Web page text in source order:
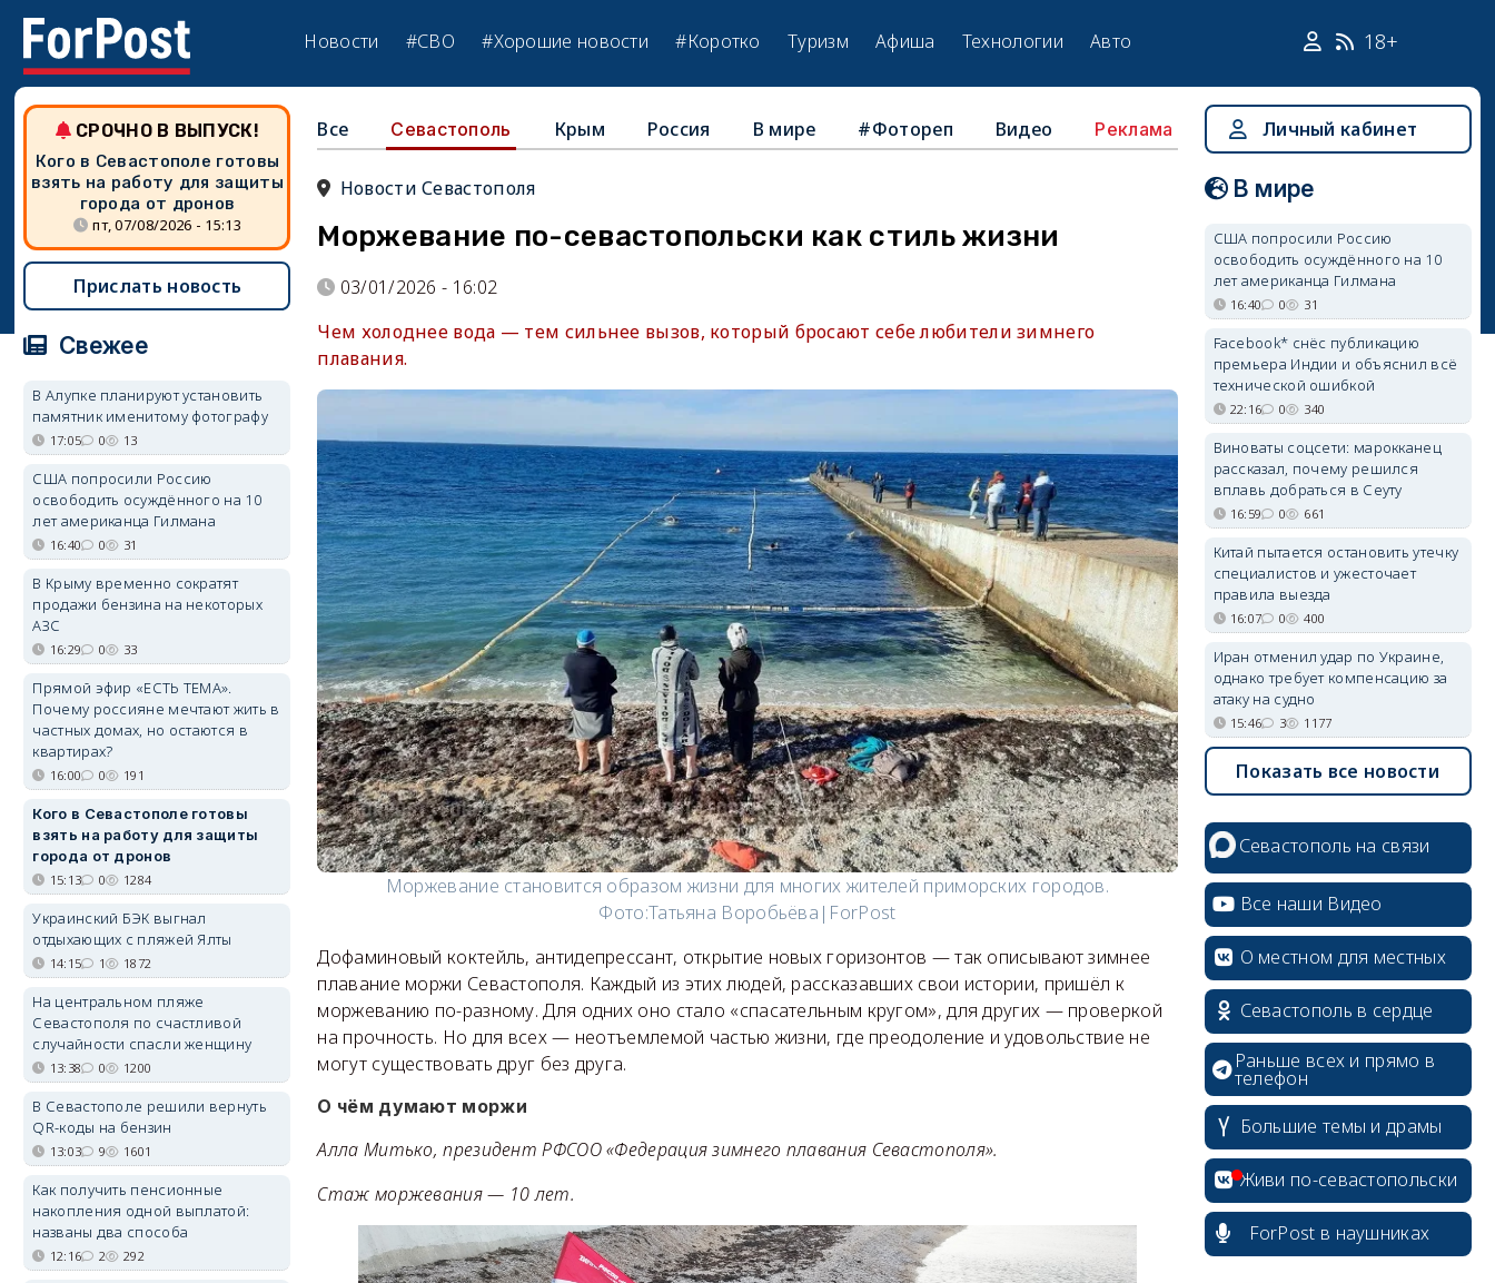
Новости #СВО #Хорошие новости #Коротко Туризм Афиша Технологии Авто 18+
Все Севастополь Крым Россия В мире #Фотореп Видео Реклама
Новости Севастополя
Моржевание по-севастопольски как стиль жизни
03/01/2026 - 16:02
Чем холоднее вода — тем сильнее вызов, который бросают себе любители зимнего
плавания.
Моржевание становится образом жизни для многих жителей приморских городов.
Фото:Татьяна Воробьёва|ForPost
Дофаминовый коктейль, антидепрессант, открытие новых горизонтов — так описывают зимнее
плавание моржи Севастополя. Каждый из этих людей, рассказавших свои истории, пришёл к
моржеванию по-разному. Для одних оно стало «спасательным кругом», для других — проверкой
на прочность. Но для всех — неотъемлемой частью жизни, где преодоление и удовольствие не
могут существовать друг без друга.
О чём думают моржи
Алла Митько, президент РФСОО «Федерация зимнего плавания Севастополя».
Стаж моржевания — 10 лет.
СРОЧНО В ВЫПУСК!
Кого в Севастополе готовы
взять на работу для защиты
города от дронов
пт, 07/08/2026 - 15:13
Прислать новость
Свежее
В Алупке планируют установить
памятник именитому фотографу
17:05 0 13
США попросили Россию
освободить осуждённого на 10
лет американца Гилмана
16:40 0 31
В Крыму временно сократят
продажи бензина на некоторых
АЗС
16:29 0 33
Прямой эфир «ЕСТЬ ТЕМА».
Почему россияне мечтают жить в
частных домах, но остаются в
квартирах?
16:00 0 191
Кого в Севастополе готовы
взять на работу для защиты
города от дронов
15:13 0 1284
Украинский БЭК выгнал
отдыхающих с пляжей Ялты
14:15 1 1872
На центральном пляже
Севастополя по счастливой
случайности спасли женщину
13:38 0 1200
В Севастополе решили вернуть
QR-коды на бензин
13:03 9 1601
Как получить пенсионные
накопления одной выплатой:
названы два способа
12:16 2 292
Личный кабинет
В мире
США попросили Россию
освободить осуждённого на 10
лет американца Гилмана
16:40 0 31
Facebook* снёс публикацию
премьера Индии и объяснил всё
технической ошибкой
22:16 0 340
Виноваты соцсети: марокканец
рассказал, почему решился
вплавь добраться в Сеуту
16:59 0 661
Китай пытается остановить утечку
специалистов и ужесточает
правила выезда
16:07 0 400
Иран отменил удар по Украине,
однако требует компенсацию за
атаку на судно
15:46 3 1177
Показать все новости
Севастополь на связи
Все наши Видео
О местном для местных
Севастополь в сердце
Раньше всех и прямо в
телефон
Большие темы и драмы
Живи по-севастопольски
ForPost в наушниках